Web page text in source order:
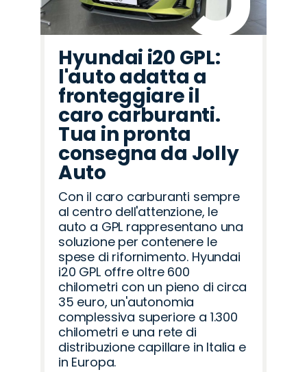
Hyundai i20 GPL:
l'auto adatta a
fronteggiare il
caro carburanti.
Tua in pronta
consegna da Jolly
Auto
Con il caro carburanti sempre
al centro dell'attenzione, le
auto a GPL rappresentano una
soluzione per contenere le
spese di rifornimento. Hyundai
i20 GPL offre oltre 600
chilometri con un pieno di circa
35 euro, un'autonomia
complessiva superiore a 1.300
chilometri e una rete di
distribuzione capillare in Italia e
in Europa.